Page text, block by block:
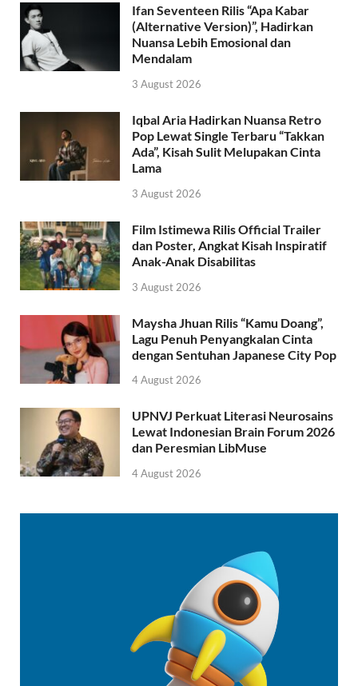
Ifan Seventeen Rilis “Apa Kabar
(Alternative Version)”, Hadirkan
Nuansa Lebih Emosional dan
Mendalam
3 August 2026
Iqbal Aria Hadirkan Nuansa Retro
Pop Lewat Single Terbaru “Takkan
Ada”, Kisah Sulit Melupakan Cinta
Lama
3 August 2026
Film Istimewa Rilis Official Trailer
dan Poster, Angkat Kisah Inspiratif
Anak-Anak Disabilitas
3 August 2026
Maysha Jhuan Rilis “Kamu Doang”,
Lagu Penuh Penyangkalan Cinta
dengan Sentuhan Japanese City Pop
4 August 2026
UPNVJ Perkuat Literasi Neurosains
Lewat Indonesian Brain Forum 2026
dan Peresmian LibMuse
4 August 2026